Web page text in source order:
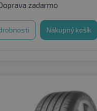
zadarmo
Nákupný košík